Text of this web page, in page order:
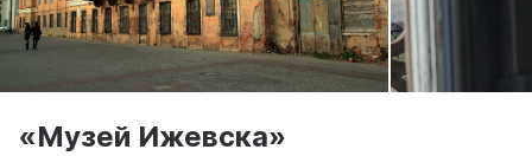
«Музей Ижевска»